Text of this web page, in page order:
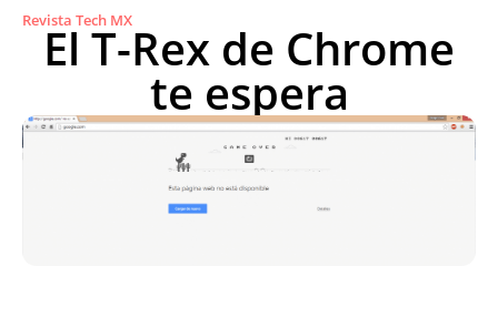
Revista Tech MX
El T-Rex de Chrome
te espera